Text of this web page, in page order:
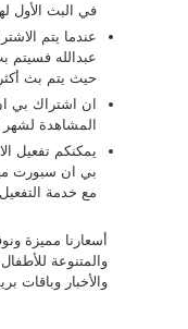
في البث الأول
عندما يتم
عبدالله فسيتم
حيث يتم بث أكثر من 39
ان اشتراك بي
المشاهدة
يمكنكم تفعيل
بي ان سبورت
مع خدمة
أسعارنا مميزة
والمتنوعة للأطفال
والأخبار وباقات